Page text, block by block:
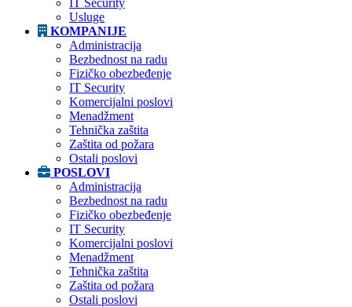
IT Security
Usluge
KOMPANIJE
Administracija
Bezbednost na radu
Fizičko obezbeđenje
IT Security
Komercijalni poslovi
Menadžment
Tehnička zaštita
Zaštita od požara
Ostali poslovi
POSLOVI
Administracija
Bezbednost na radu
Fizičko obezbeđenje
IT Security
Komercijalni poslovi
Menadžment
Tehnička zaštita
Zaštita od požara
Ostali poslovi